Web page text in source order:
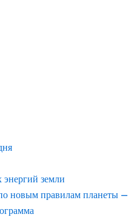
земли
новым правилам планеты —